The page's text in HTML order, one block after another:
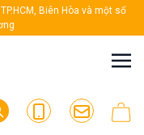
Biên Hòa và một số